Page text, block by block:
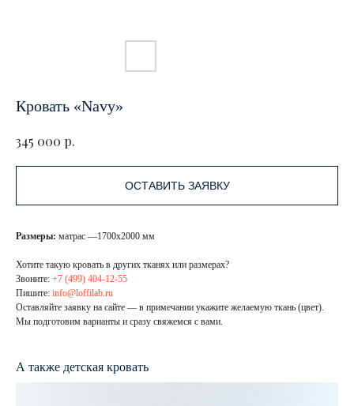
Кровать «Navy»
345 000 р.
ОСТАВИТЬ ЗАЯВКУ
Размеры: матрас —1700х2000 мм
Хотите такую кровать в других тканях или размерах?
Звоните: +7 (499) 404-12-55
Пишите: info@loffilab.ru
Оставляйте заявку на сайте — в примечании укажите желаемую ткань (цвет).
Мы подготовим варианты и сразу свяжемся с вами.
А также детская кровать